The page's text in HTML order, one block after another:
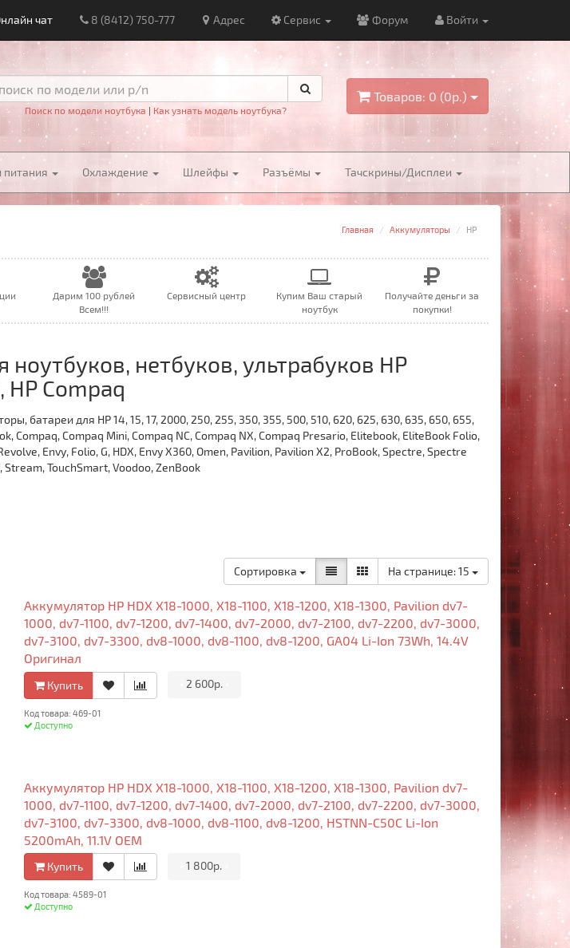
чат 8 (8412) 750-777 Адрес Сервис Форум Войти
Поиск по модели ноутбука | Как узнать модель ноутбука?
Товаров: 0 (0р.)
питания Охлаждение Шлейфы Разъёмы Тачскрины/Дисплеи
Главная Аккумуляторы HP
Дарим 100 рублей
Всем!!!
Сервисный центр
Купим Ваш старый
ноутбук
Получайте деньги за
покупки!
нетбуков, ультрабуков HP
Compaq
батареи для HP 14, 15, 17, 2000, 250, 255, 350, 355, 500, 510, 620, 625, 630, 635, 650, 655,
Compaq, Compaq Mini, Compaq NC, Compaq NX, Compaq Presario, Elitebook, EliteBook Folio,
Envy, Folio, G, HDX, Envy X360, Omen, Pavilion, Pavilion X2, ProBook, Spectre, Spectre
Stream, TouchSmart, Voodoo, ZenBook
Сортировка На странице:15
Аккумулятор HP HDX X18-1000, X18-1100, X18-1200, X18-1300, Pavilion dv7-
1000, dv7-1100, dv7-1200, dv7-1400, dv7-2000, dv7-2100, dv7-2200, dv7-3000,
dv7-3100, dv7-3300, dv8-1000, dv8-1100, dv8-1200, GA04 Li-Ion 73Wh, 14.4V
Оригинал
Купить 2 600р.
Код товара: 469-01
Доступно
Аккумулятор HP HDX X18-1000, X18-1100, X18-1200, X18-1300, Pavilion dv7-
1000, dv7-1100, dv7-1200, dv7-1400, dv7-2000, dv7-2100, dv7-2200, dv7-3000,
dv7-3100, dv7-3300, dv8-1000, dv8-1100, dv8-1200, HSTNN-C50C Li-Ion
5200mAh, 11.1V OEM
Купить 1 800р.
Код товара: 4589-01
Доступно